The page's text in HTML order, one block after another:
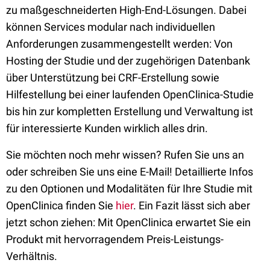
zu maßgeschneiderten High-End-Lösungen. Dabei
können Services modular nach individuellen
Anforderungen zusammengestellt werden: Von
Hosting der Studie und der zugehörigen Datenbank
über Unterstützung bei CRF-Erstellung sowie
Hilfestellung bei einer laufenden OpenClinica-Studie
bis hin zur kompletten Erstellung und Verwaltung ist
für interessierte Kunden wirklich alles drin.
Sie möchten noch mehr wissen? Rufen Sie uns an
oder schreiben Sie uns eine E-Mail! Detaillierte Infos
zu den Optionen und Modalitäten für Ihre Studie mit
OpenClinica finden Sie hier. Ein Fazit lässt sich aber
jetzt schon ziehen: Mit OpenClinica erwartet Sie ein
Produkt mit hervorragendem Preis-Leistungs-
Verhältnis.